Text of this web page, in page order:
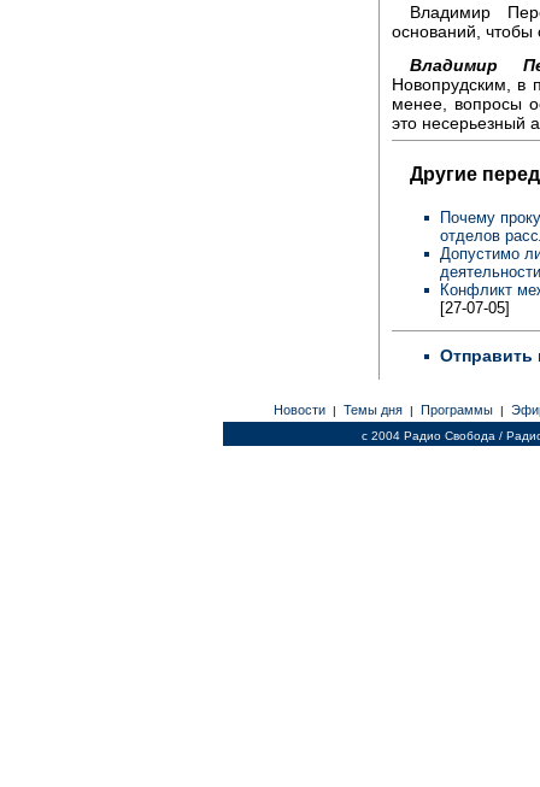
Владимир
оснований, чтобы
Владимир
Новопрудским, в
менее, вопросы
это несерьезный
Другие
Почему
отделов
Допустимо
Конфликт
[27-07-05]
Отправить
Новости | Темы дня | Программы |
c 2004 Радио Свобода /